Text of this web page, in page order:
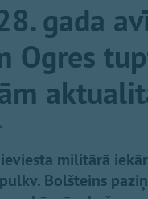
gada
Ogres
militārā
Bolšteins